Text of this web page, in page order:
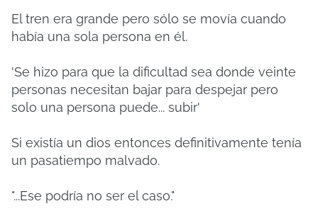
El tren era grande pero sólo se movía cuando
había una sola persona en él.
'Se hizo para que la dificultad sea donde veinte
personas necesitan bajar para despejar pero
solo una persona puede... subir'
Si existía un dios entonces definitivamente tenía
un pasatiempo malvado.
"...Ese podría no ser el caso."